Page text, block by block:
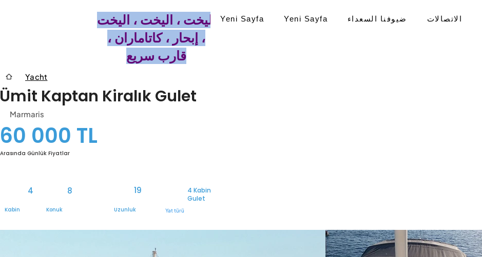
اليخت ، اليخت ، اليخت
، إبحار ، كاتاماران ،
قارب سريع
Yeni Sayfa Yeni Sayfa ضيوفنا السعداء الاتصالات
Yacht
Ümit Kaptan Kiralık Gulet
Marmaris
60 000 TL
Arasında Günlük Fiyatlar
Kabin
4 8
Konuk
19
Uzunluk
4 Kabin
Gulet
Yat türü